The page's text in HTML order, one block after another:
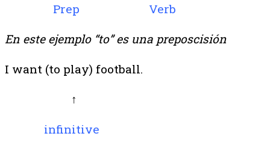
Prep Verb
En este ejemplo “to” es una preposcisión
I want (to play) football.
↑
infinitive